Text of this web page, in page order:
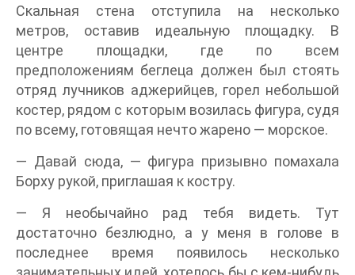
Скальная стена отступила на несколько
метров, оставив идеальную площадку. В
центре площадки, где по всем
предположениям беглеца должен был стоять
отряд лучников аджерийцев, горел небольшой
костер, рядом с которым возилась фигура, судя
по всему, готовящая нечто жарено — морское.
— Давай сюда, — фигура призывно помахала
Борху рукой, приглашая к костру.
— Я необычайно рад тебя видеть. Тут
достаточно безлюдно, а у меня в голове в
последнее время появилось несколько